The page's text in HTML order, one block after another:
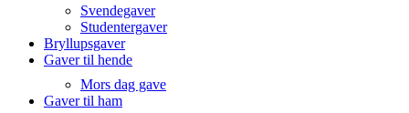
Svendegaver
Studentergaver
Bryllupsgaver
Gaver til hende
Mors dag gave
Gaver til ham